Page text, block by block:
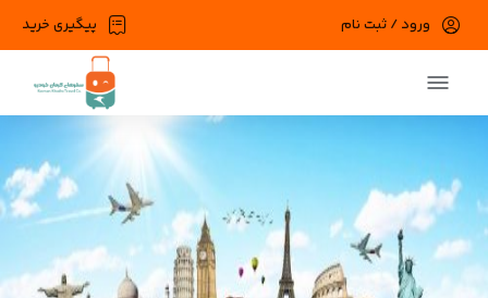
پیگیری خرید ورود / ثبت نام